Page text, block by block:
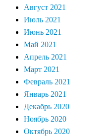
Август 2021
Июль 2021
Июнь 2021
Май 2021
Апрель 2021
Март 2021
Февраль 2021
Январь 2021
Декабрь 2020
Ноябрь 2020
Октябрь 2020